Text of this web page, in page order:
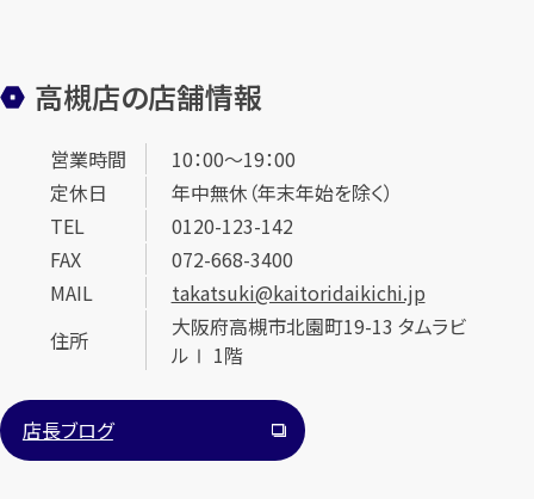
カンタン
高槻店の店舗情報
営業時間
10：00～19：00
定休日
年中無休（年末年始を除く）
TEL
0120-123-142
FAX
072-668-3400
MAIL
takatsuki@kaitoridaikichi.jp
住所
大阪府高槻市北園町19-13 タムラビ
ルⅠ 1階
店長ブログ